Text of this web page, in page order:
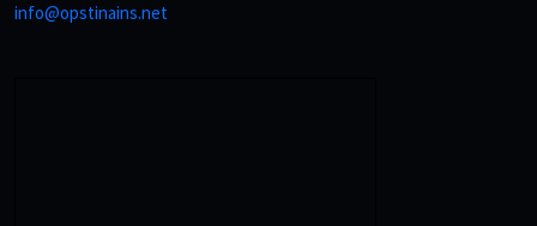
info@opstinains.net